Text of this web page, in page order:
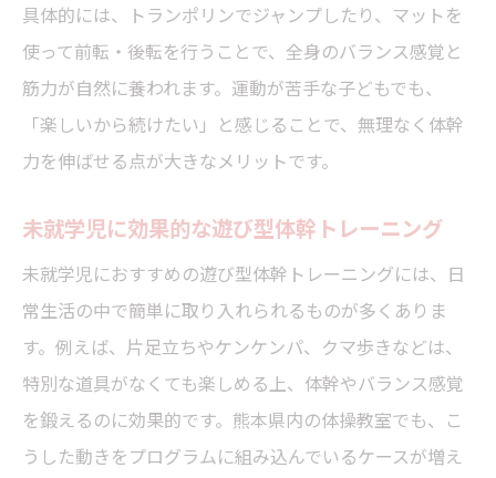
具体的には、トランポリンでジャンプしたり、マットを
使って前転・後転を行うことで、全身のバランス感覚と
筋力が自然に養われます。運動が苦手な子どもでも、
「楽しいから続けたい」と感じることで、無理なく体幹
力を伸ばせる点が大きなメリットです。
未就学児に効果的な遊び型体幹トレーニング
未就学児におすすめの遊び型体幹トレーニングには、日
常生活の中で簡単に取り入れられるものが多くありま
す。例えば、片足立ちやケンケンパ、クマ歩きなどは、
特別な道具がなくても楽しめる上、体幹やバランス感覚
を鍛えるのに効果的です。熊本県内の体操教室でも、こ
うした動きをプログラムに組み込んでいるケースが増え